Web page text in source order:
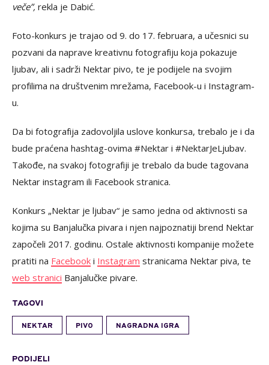
veče”, rekla je Dabić.
Foto-konkurs je trajao od 9. do 17. februara, a učesnici su
pozvani da naprave kreativnu fotografiju koja pokazuje
ljubav, ali i sadrži Nektar pivo, te je podijele na svojim
profilima na društvenim mrežama, Facebook-u i Instagram-
u.
Da bi fotografija zadovoljila uslove konkursa, trebalo je i da
bude praćena hashtag-ovima #Nektar i #NektarJeLjubav.
Takođe, na svakoj fotografiji je trebalo da bude tagovana
Nektar instagram ili Facebook stranica.
Konkurs „Nektar je ljubav“ je samo jedna od aktivnosti sa
kojima su Banjalučka pivara i njen najpoznatiji brend Nektar
započeli 2017. godinu. Ostale aktivnosti kompanije možete
pratiti na Facebook i Instagram stranicama Nektar piva, te
web stranici Banjalučke pivare.
TAGOVI
NEKTAR PIVO NAGRADNA IGRA
PODIJELI